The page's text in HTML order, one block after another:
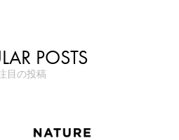
POSTS
目の投稿